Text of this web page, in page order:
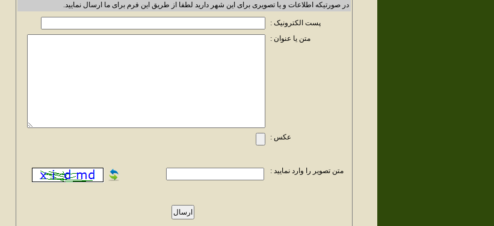
در صورتیکه اطلاعات و یا تصویری برای این شهر دارید لطفا از طریق این فرم برای ما ارسال نمایید.
پست الکترونیک :
متن یا عنوان :
عکس :
متن تصویر را وارد نمایید :